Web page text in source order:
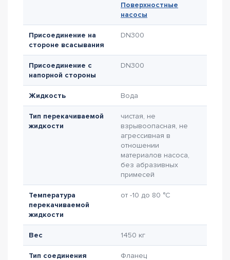
Поверхностные
насосы
Присоединение на
стороне всасывания
DN300
Присоединение с
напорной стороны
DN300
Жидкость Вода
Тип перекачиваемой
жидкости
чистая, не
взрывоопасная, не
агрессивная в
отношении
материалов насоса,
без абразивных
примесей
Температура
перекачиваемой
жидкости
от -10 до 80 °C
Вес 1450 кг
Тип соединения Фланец